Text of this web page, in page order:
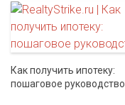
Как получить ипотеку:
пошаговое руководство